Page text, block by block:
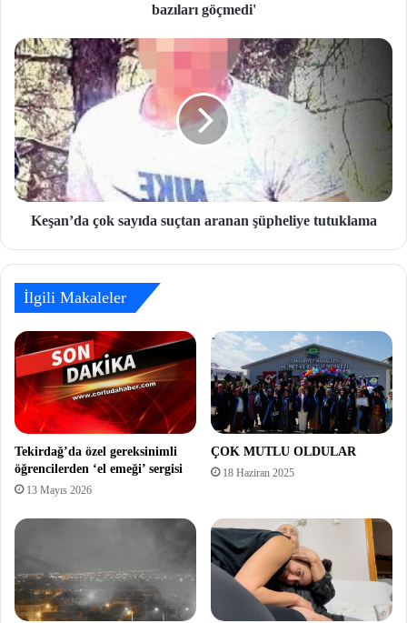
bazıları göçmedi'
Keşan’da çok sayıda suçtan aranan şüpheliye tutuklama
İlgili Makaleler
Tekirdağ’da özel gereksinimli
öğrencilerden ‘el emeği’ sergisi
13 Mayıs 2026
ÇOK MUTLU OLDULAR
18 Haziran 2025